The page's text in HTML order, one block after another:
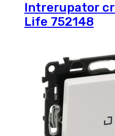
Intrerupator
Life 752148